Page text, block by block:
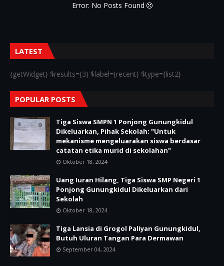
Error: No Posts Found
LATEST
{getWidget} $results={3} $label={recent} $type={list2}
POPULAR POSTS
Tiga Siswa SMPN 1 Ponjong Gunungkidul
Dikeluarkan, Pihak Sekolah; "Untuk
mekanisme mengeluarakan siswa berdasar
catatan etika murid di sekolahan"
Oktober 18, 2024
Uang Iuran Hilang, Tiga Siswa SMP Negeri 1
Ponjong Gunungkidul Dikeluarkan dari
Sekolah
Oktober 18, 2024
Tiga Lansia di Grogol Paliyan Gunungkidul,
Butuh Uluran Tangan Para Dermawan
September 04, 2024